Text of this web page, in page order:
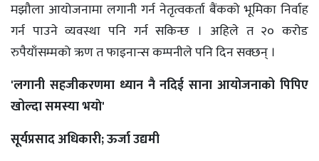
मझौला आयोजनामा लगानी गर्न नेतृत्वकर्ता बैंकको भूमिका निर्वाह
गर्न पाउने व्यवस्था पनि गर्न सकिन्छ । अहिले त २० करोड
रुपैयाँसम्मको ऋण त फाइनान्स कम्पनीले पनि दिन सक्छन् ।
'लगानी सहजीकरणमा ध्यान नै नदिई साना आयोजनाको पिपिए
खोल्दा समस्या भयाे'
सूर्यप्रसाद अधिकारी; ऊर्जा उद्यमी